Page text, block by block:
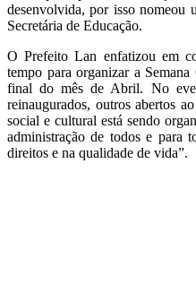
desenvolvida, por isso nomeou
Secretária de Educação.
O Prefeito Lan enfatizou em
tempo para organizar a
final do mês de Abril. No
reinaugurados, outros abertos
social e cultural está sendo
administração de todos e para
direitos e na qualidade de vida”.